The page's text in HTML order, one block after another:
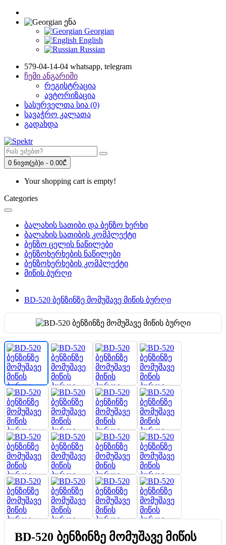
ენა
Georgian
English
Russian
579-04-14-04 whatsapp, telegram
ჩემი ანგარიში
რეგისტრაცია
ავტორიზაცია
სასურველთა სია (0)
სავაჭრო კალათა
გადახდა
0 ნივთ(ებ)ი - 0.00₾
Your shopping cart is empty!
Categories
ბალახის სათიბი და ბენზო ხერხი
ბალახის სათიბის კომპლექტი
ბენზო ცელის ნაწილები
ბენზოხერხების ნაწილები
ბენზოხერხების კომპლექტი
მიწის ბურღი
BD-520 ბენზინზე მომუშავე მიწის ბურღი
BD-520 ბენზინზე მომუშავე მიწის